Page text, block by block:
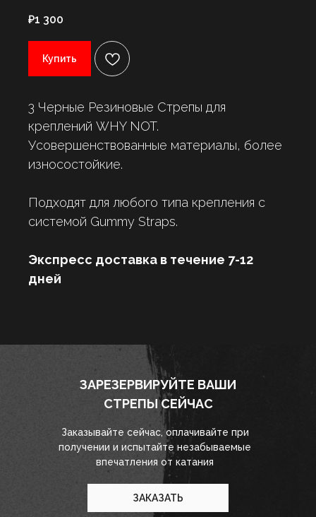
₽1 300
Купить
3 Черные Резиновые Стрепы для
креплений WHY NOT.
Усовершенствованные материалы, более
износостойкие.
Подходят для любого типа крепления с
системой Gummy Straps.
Экспресс доставка в течение 7-12
дней
ЗАРЕЗЕРВИРУЙТЕ ВАШИ
СТРЕПЫ СЕЙЧАС
Заказывайте сейчас, оплачивайте при
получении и испытайте незабываемые
впечатления от катания
ЗАКАЗАТЬ